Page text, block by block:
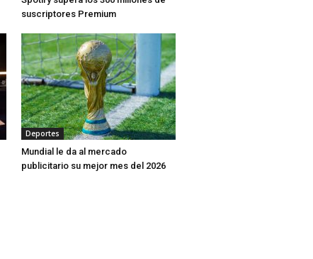
suscriptores Premium
Deportes
Mundial le da al mercado
publicitario su mejor mes del 2026